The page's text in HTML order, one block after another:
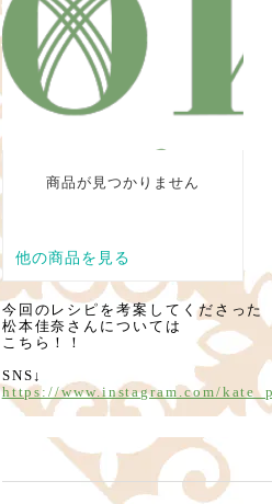
今回のレシピを考案してくださった
松本佳奈さんについては
こちら！！
SNS↓
https://www.instagram.com/